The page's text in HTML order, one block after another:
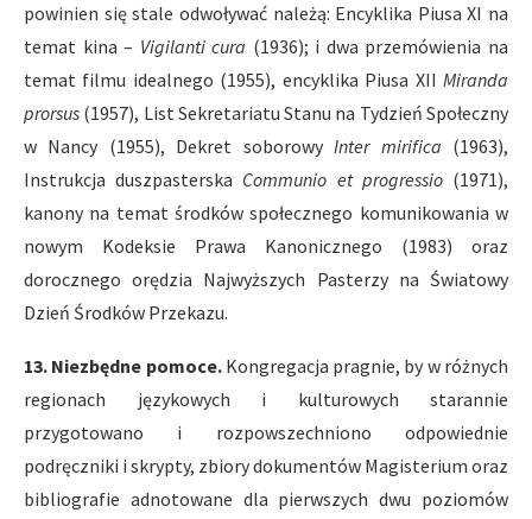
powinien się stale odwoływać należą: Encyklika Piusa XI na
temat kina – Vigilanti cura (1936); i dwa przemówienia na
temat filmu idealnego (1955), encyklika Piusa XII Miranda
prorsus (1957), List Sekretariatu Stanu na Tydzień Społeczny
w Nancy (1955), Dekret soborowyInter mirifica (1963),
Instrukcja duszpasterska Communio et progressio(1971),
kanony na temat środków społecznego komunikowania w
nowym Kodeksie Prawa Kanonicznego (1983) oraz
dorocznego orędzia Najwyższych Pasterzy na Światowy
Dzień Środków Przekazu.
13. Niezbędne pomoce.Kongregacja pragnie, by w różnych
regionach językowych i kulturowych starannie
przygotowano i rozpowszechniono odpowiednie
podręczniki i skrypty, zbiory dokumentów Magisterium oraz
bibliografie adnotowane dla pierwszych dwu poziomów